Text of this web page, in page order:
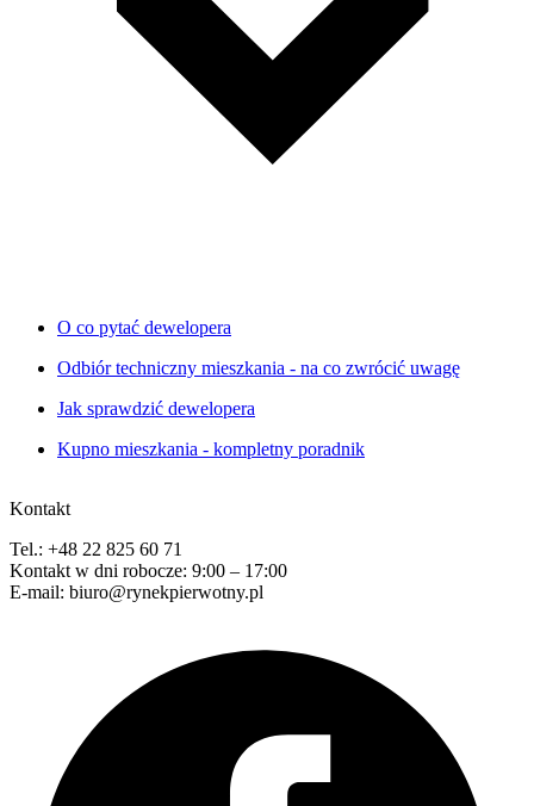
O co pytać dewelopera
Odbiór techniczny mieszkania - na co zwrócić uwagę
Jak sprawdzić dewelopera
Kupno mieszkania - kompletny poradnik
Kontakt
Tel.: +48 22 825 60 71
Kontakt w dni robocze: 9:00 – 17:00
E-mail: biuro@rynekpierwotny.pl